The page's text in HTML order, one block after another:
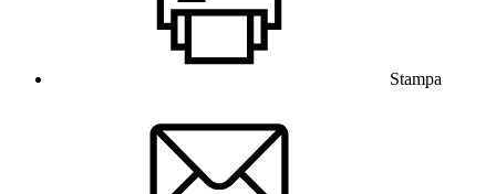
Stampa